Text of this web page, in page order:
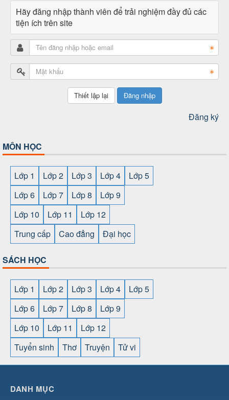
Hãy đăng nhập thành viên để trải nghiệm đầy đủ các
tiện ích trên site
Đăng nhập
Đăng ký
MÔN HỌC
Lớp 1 Lớp 2 Lớp 3 Lớp 4
Lớp 5
Lớp 6
Lớp 7 Lớp 8
Lớp 9
Lớp 10
Lớp 11
Lớp 12
Trung cấp
Cao đẳng Đại học
SÁCH HỌC
Lớp 1 Lớp 2 Lớp 3 Lớp 4
Lớp 5
Lớp 6
Lớp 7 Lớp 8
Lớp 9
Lớp 10
Lớp 11
Lớp 12
Tuyển sinh
Thơ Truyện Tử vi
cái OPEN88⇔
DANH MỤC